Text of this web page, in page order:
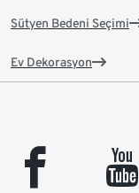
Sütyen Bedeni Seçimi
Ev Dekorasyon
facebook youtube